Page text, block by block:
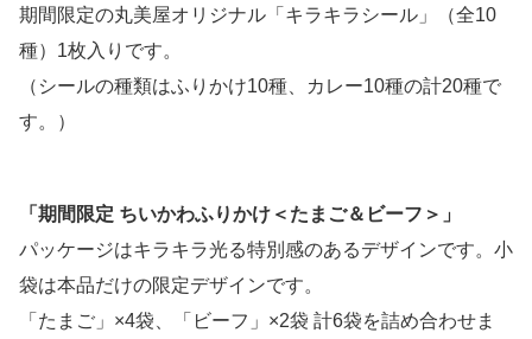
期間限定の丸美屋オリジナル「キラキラシール」（全10
種）1枚入りです。
（シールの種類はふりかけ10種、カレー10種の計20種で
す。）
「期間限定 ちいかわふりかけ＜たまご＆ビーフ＞」
パッケージはキラキラ光る特別感のあるデザインです。小
袋は本品だけの限定デザインです。
「たまご」×4袋、「ビーフ」×2袋 計6袋を詰め合わせま